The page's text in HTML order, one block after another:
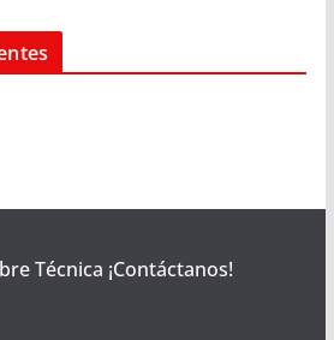
Técnica ¡Contáctanos!